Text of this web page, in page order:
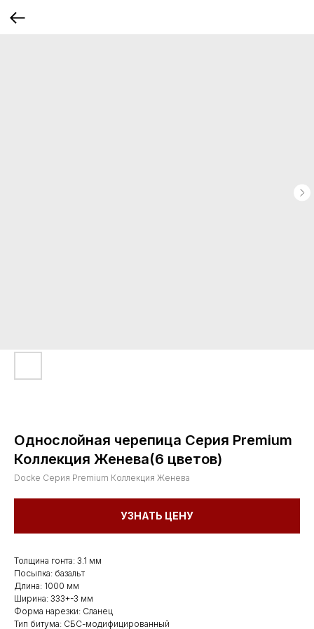
Однослойная черепица Серия Premium
Коллекция Женева(6 цветов)
Docke Серия Premium Коллекция Женева
УЗНАТЬ ЦЕНУ
Толщина гонта: 3.1 мм
Посыпка: базальт
Длина: 1000 мм
Ширина: 333+-3 мм
Форма нарезки: Сланец
Тип битума: СБС-модифицированный